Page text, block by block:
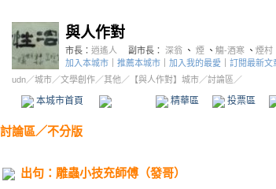
與人作對
市長： 逍遙人 副市長： 深翁 、 煙 、 觴-酒寒 、 煙村
加入本城市
推薦本城市 加入我的最愛
訂閱最新文
udn／城市／文學創作／其他 ／ 【與人作對】城市／討論區／
本城市首頁 精華區 投票區
討論區／不分版
出句：雕蟲小技充師傅（發哥）